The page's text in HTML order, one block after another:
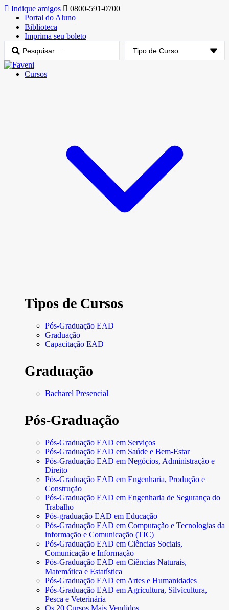
Indique amigos
0800-591-0700
Portal do Aluno
Biblioteca
Imprima seu boleto
Cursos
Tipos de Cursos
Pós-Graduação EAD
Graduação
Capacitação EAD
Graduação
Bacharel Presencial
Pós-Graduação
Pós-Graduação EAD em Serviços
Pós-Graduação EAD em Saúde e Bem-Estar
Pós-Graduação EAD em Negócios, Administração e
Direito
Pós-Graduação EAD em Engenharia, Produção e
Construção
Pós-Graduação EAD em Engenharia de Segurança do
Trabalho
Pós-graduação EAD em Educação
Pós-Graduação EAD em Computação e Tecnologias da
informação e Comunicação (TIC)
Pós-Graduação EAD em Ciências Sociais,
Comunicação e Informação
Pós-Graduação EAD em Ciências Naturais,
Matemática e Estatística
Pós-Graduação EAD em Artes e Humanidades
Pós-Graduação EAD em Agricultura, Silvicultura,
Pesca e Veterinária
Os 20 Cursos Mais Vendidos